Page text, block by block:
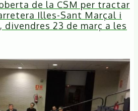
oberta
de
la
tractar
del
projecte
de
de la CSM per tractar
Illes-Sant Marçal i
23 de març a les